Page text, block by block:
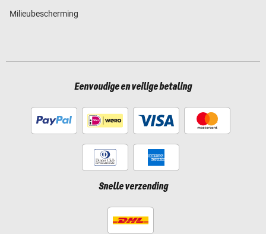
Milieubescherming
Eenvoudige en veilige betaling
Snelle verzending